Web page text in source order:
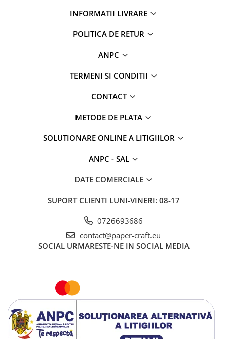
INFORMATII LIVRARE
POLITICA DE RETUR
ANPC
TERMENI SI CONDITII
CONTACT
METODE DE PLATA
SOLUTIONARE ONLINE A LITIGIILOR
ANPC - SAL
DATE COMERCIALE
SUPORT CLIENTI LUNI-VINERI: 08-17
0726693686
contact@paper-craft.eu
SOCIAL URMARESTE-NE IN SOCIAL MEDIA